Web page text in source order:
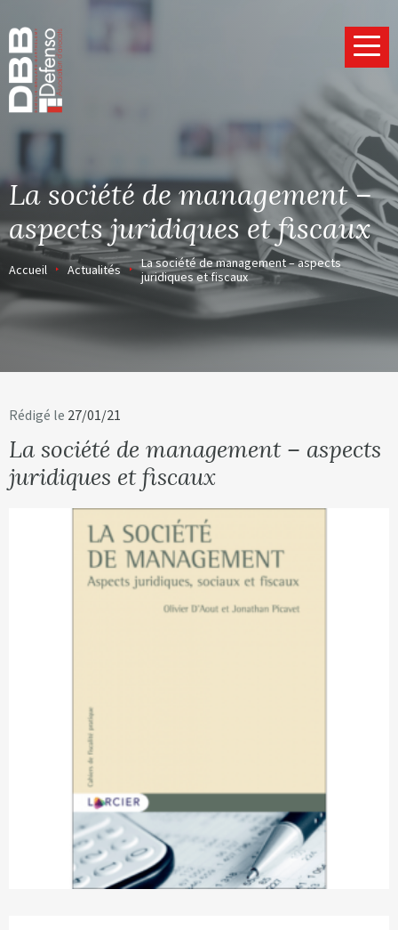
Page d’accueil
La société de management –
aspects juridiques et fiscaux
Accueil Actualités
La société de management – aspects
juridiques et fiscaux
Rédigé le 27/01/21
La société de management – aspects
juridiques et fiscaux